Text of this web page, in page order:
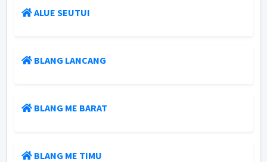
ALUE SEUTUI
BLANG LANCANG
BLANG ME BARAT
BLANG ME TIMU